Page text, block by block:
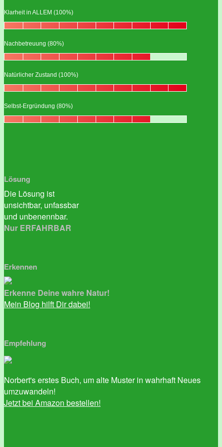
Klarheit in ALLEM (100%)
Nachbetreuung (80%)
Natürlicher Zustand (100%)
Selbst-Ergründung (80%)
Lösung
Die Lösung ist
unsichtbar, unfassbar
und unbenennbar.
Nur ERFAHRBAR
Erkennen
Erkenne Deine wahre Natur!
Mein Blog hilft Dir dabei!
Empfehlung
Norbert's erstes Buch, um alte Muster in wahrhaft Neues
umzuwandeln!
Jetzt bei Amazon bestellen!